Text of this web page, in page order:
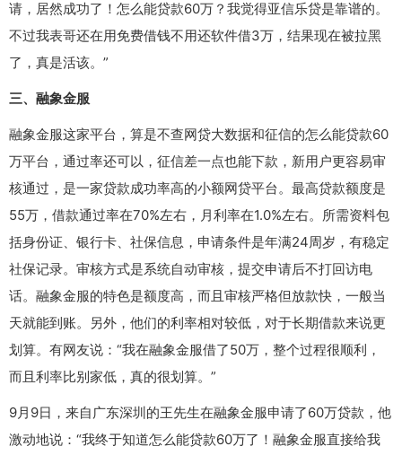
请，居然成功了！怎么能贷款60万？我觉得亚信乐贷是靠谱的。
不过我表哥还在用免费借钱不用还软件借3万，结果现在被拉黑
了，真是活该。”
三、融象金服
融象金服这家平台，算是不查网贷大数据和征信的怎么能贷款60
万平台，通过率还可以，征信差一点也能下款，新用户更容易审
核通过，是一家贷款成功率高的小额网贷平台。最高贷款额度是
55万，借款通过率在70%左右，月利率在1.0%左右。所需资料包
括身份证、银行卡、社保信息，申请条件是年满24周岁，有稳定
社保记录。审核方式是系统自动审核，提交申请后不打回访电
话。融象金服的特色是额度高，而且审核严格但放款快，一般当
天就能到账。另外，他们的利率相对较低，对于长期借款来说更
划算。有网友说：“我在融象金服借了50万，整个过程很顺利，
而且利率比别家低，真的很划算。”
9月9日，来自广东深圳的王先生在融象金服申请了60万贷款，他
激动地说：“我终于知道怎么能贷款60万了！融象金服直接给我